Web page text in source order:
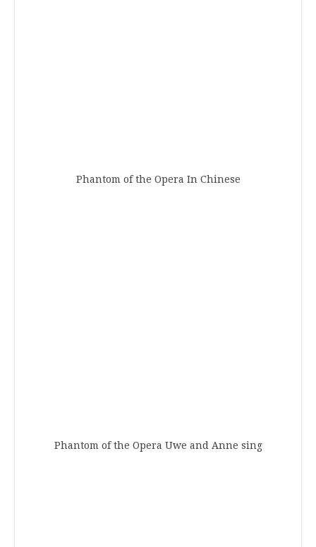
Phantom of the Opera In Chinese
Phantom of the Opera Uwe and Anne sing